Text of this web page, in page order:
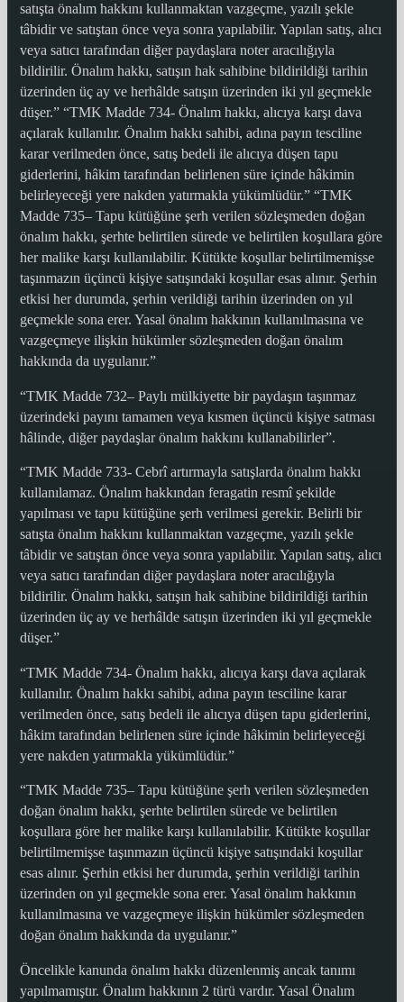
satışta önalım hakkını kullanmaktan vazgeçme, yazılı şekle
tâbidir ve satıştan önce veya sonra yapılabilir. Yapılan satış, alıcı
veya satıcı tarafından diğer paydaşlara noter aracılığıyla
bildirilir. Önalım hakkı, satışın hak sahibine bildirildiği tarihin
üzerinden üç ay ve herhâlde satışın üzerinden iki yıl geçmekle
düşer.” “TMK Madde 734- Önalım hakkı, alıcıya karşı dava
açılarak kullanılır. Önalım hakkı sahibi, adına payın tesciline
karar verilmeden önce, satış bedeli ile alıcıya düşen tapu
giderlerini, hâkim tarafından belirlenen süre içinde hâkimin
belirleyeceği yere nakden yatırmakla yükümlüdür.” “TMK
Madde 735– Tapu kütüğüne şerh verilen sözleşmeden doğan
önalım hakkı, şerhte belirtilen sürede ve belirtilen koşullara göre
her malike karşı kullanılabilir. Kütükte koşullar belirtilmemişse
taşınmazın üçüncü kişiye satışındaki koşullar esas alınır. Şerhin
etkisi her durumda, şerhin verildiği tarihin üzerinden on yıl
geçmekle sona erer. Yasal önalım hakkının kullanılmasına ve
vazgeçmeye ilişkin hükümler sözleşmeden doğan önalım
hakkında da uygulanır.”
“TMK Madde 732– Paylı mülkiyette bir paydaşın taşınmaz
üzerindeki payını tamamen veya kısmen üçüncü kişiye satması
hâlinde, diğer paydaşlar önalım hakkını kullanabilirler”.
“TMK Madde 733- Cebrî artırmayla satışlarda önalım hakkı
kullanılamaz. Önalım hakkından feragatin resmî şekilde
yapılması ve tapu kütüğüne şerh verilmesi gerekir. Belirli bir
satışta önalım hakkını kullanmaktan vazgeçme, yazılı şekle
tâbidir ve satıştan önce veya sonra yapılabilir. Yapılan satış, alıcı
veya satıcı tarafından diğer paydaşlara noter aracılığıyla
bildirilir. Önalım hakkı, satışın hak sahibine bildirildiği tarihin
üzerinden üç ay ve herhâlde satışın üzerinden iki yıl geçmekle
düşer.”
“TMK Madde 734- Önalım hakkı, alıcıya karşı dava açılarak
kullanılır. Önalım hakkı sahibi, adına payın tesciline karar
verilmeden önce, satış bedeli ile alıcıya düşen tapu giderlerini,
hâkim tarafından belirlenen süre içinde hâkimin belirleyeceği
yere nakden yatırmakla yükümlüdür.”
“TMK Madde 735– Tapu kütüğüne şerh verilen sözleşmeden
doğan önalım hakkı, şerhte belirtilen sürede ve belirtilen
koşullara göre her malike karşı kullanılabilir. Kütükte koşullar
belirtilmemişse taşınmazın üçüncü kişiye satışındaki koşullar
esas alınır. Şerhin etkisi her durumda, şerhin verildiği tarihin
üzerinden on yıl geçmekle sona erer. Yasal önalım hakkının
kullanılmasına ve vazgeçmeye ilişkin hükümler sözleşmeden
doğan önalım hakkında da uygulanır.”
Öncelikle kanunda önalım hakkı düzenlenmiş ancak tanımı
yapılmamıştır. Önalım hakkının 2 türü vardır. Yasal Önalım